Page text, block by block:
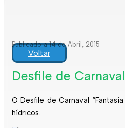
Publicado a 14 de Abril, 2015
Voltar
Desfile de
O Desfile de Carnaval
hídricos.